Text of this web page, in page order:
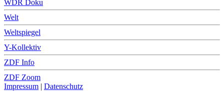
WDR Doku
Welt
Weltspiegel
Y-Kollektiv
ZDF Info
ZDF Zoom
Impressum | Datenschutz